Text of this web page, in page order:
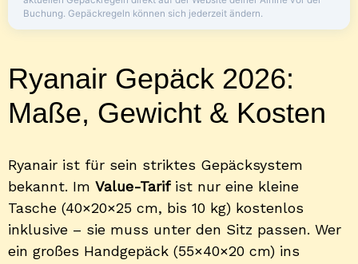
Buchung. Gepäckregeln können sich jederzeit ändern.
Ryanair Gepäck 2026:
Maße, Gewicht & Kosten
Ryanair ist für sein striktes Gepäcksystem
bekannt. Im Value-Tarifist nur eine kleine
Tasche (40×20×25 cm, bis 10 kg) kostenlos
inklusive – sie muss unter den Sitz passen. Wer
ein großes Handgepäck (55×40×20 cm) ins